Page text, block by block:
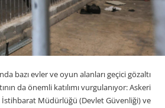
bazı evler ve oyun alanları geçici gözaltı
da önemli katılımı vurgulanıyor: Askeri
İstihbarat Müdürlüğü (Devlet Güvenliği) ve